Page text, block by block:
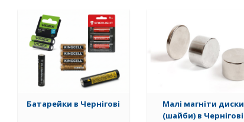
Батарейки в Чернігові
Малі магніти диски
(шайби) в Чернігові